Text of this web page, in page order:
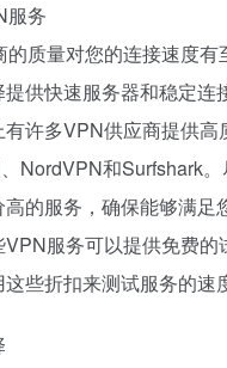
服务
质量对您的连接速度有
供快速服务器和稳定连
许多VPN供应商提供高
NordVPN和Surfshark
的服务，确保能够满足
服务可以提供免费的
些折扣来测试服务的速